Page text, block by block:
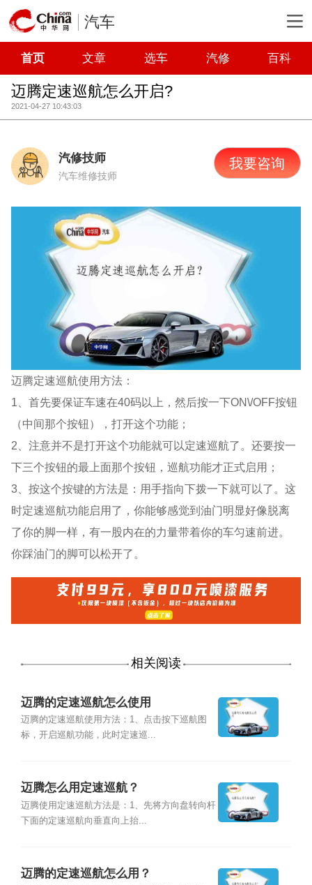
汽车
首页 文章 选车 汽修 百科
迈腾定速巡航怎么开启?
2021-04-27 10:43:03
汽修技师
汽车维修技师
我要咨询
迈腾定速巡航使用方法：
1、首先要保证车速在40码以上，然后按一下ON\/OFF按钮
（中间那个按钮），打开这个功能；
2、注意并不是打开这个功能就可以定速巡航了。还要按一
下三个按钮的最上面那个按钮，巡航功能才正式启用；
3、按这个按键的方法是：用手指向下拨一下就可以了。这
时定速巡航功能启用了，你能够感觉到油门明显好像脱离
了你的脚一样，有一股内在的力量带着你的车匀速前进。
你踩油门的脚可以松开了。
相关阅读
迈腾的定速巡航怎么使用
迈腾的定速巡航使用方法：1、点击按下巡航图
标，开启巡航功能，此时定速巡...
迈腾怎么用定速巡航？
迈腾使用定速巡航方法是：1、先将方向盘转向杆
下面的定速巡航向垂直向上抬...
迈腾的定速巡航怎么用？